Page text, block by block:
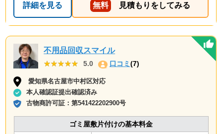
詳細を見る 無料 見積もりをしてみる
不用品回収スマイル
★★★★★
★★★★★ 5.0 口コミ(7)
愛知県名古屋市中村区対応
本人確認証提出確認済み
古物商許可証：第541422202900号
ゴミ屋敷片付けの基本料金